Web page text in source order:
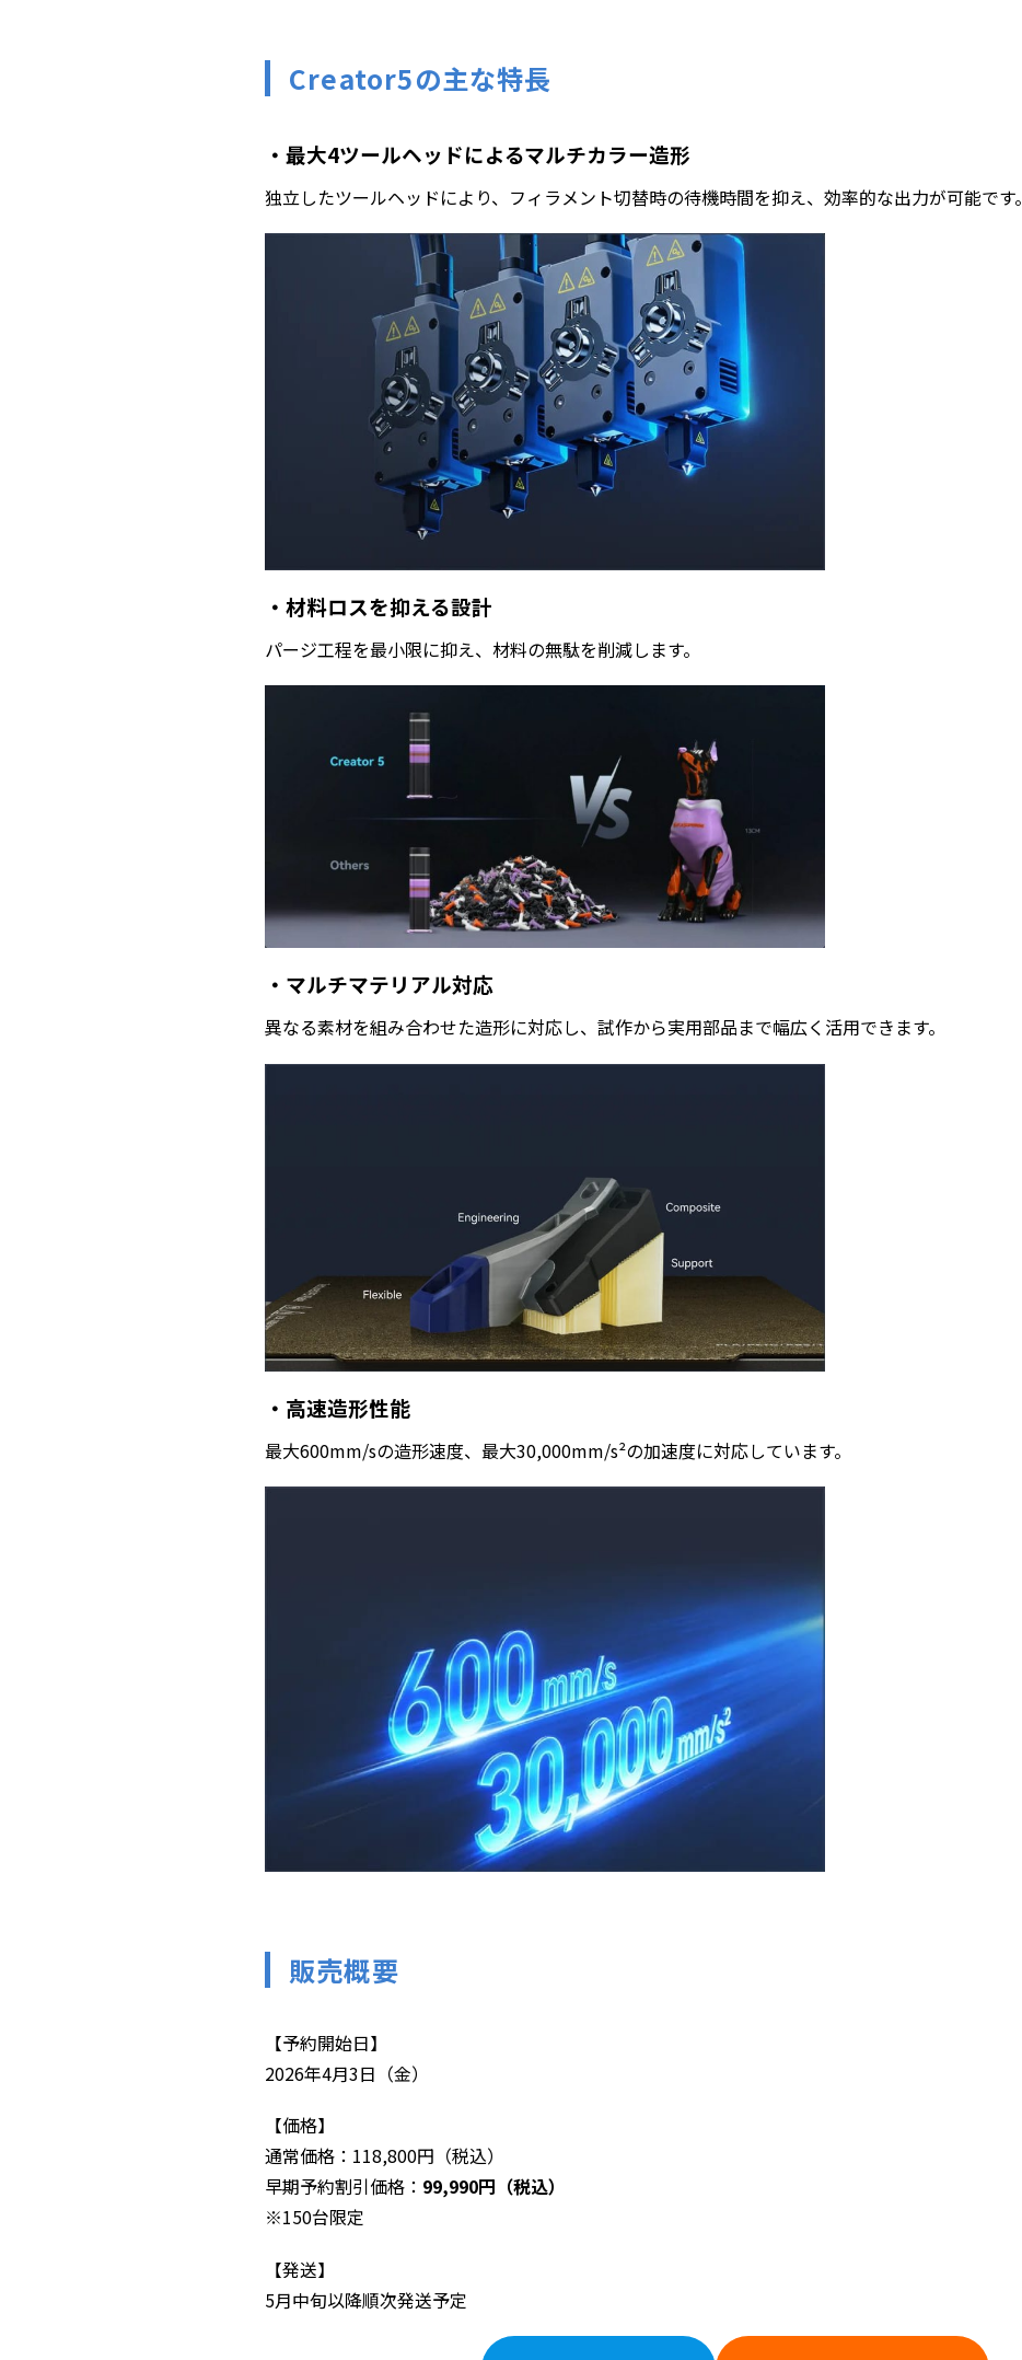
Creator5の主な特長
・最大4ツールヘッドによるマルチカラー造形
独立したツールヘッドにより、フィラメント切替時の待機時間を抑え、効率的な出力が可能です。
・材料ロスを抑える設計
パージ工程を最小限に抑え、材料の無駄を削減します。
・マルチマテリアル対応
異なる素材を組み合わせた造形に対応し、試作から実用部品まで幅広く活用できます。
・高速造形性能
最大600mm/sの造形速度、最大30,000mm/s²の加速度に対応しています。
販売概要
【予約開始日】
2026年4月3日（金）
【価格】
通常価格：118,800円（税込）
早期予約割引価格： 99,990円（税込）
※150台限定
【発送】
5月中旬以降順次発送予定